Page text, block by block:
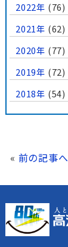
2022年 (76)
2021年 (62)
2020年 (77)
2019年 (72)
2018年 (54)
« 前の記事へ